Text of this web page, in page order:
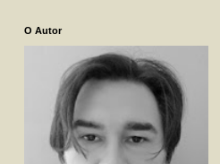
O Autor